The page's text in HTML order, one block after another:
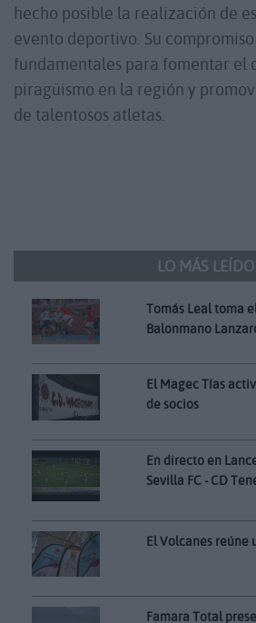
hecho posible la realización de
evento deportivo. Su
fundamentales para fomentar el
piragüismo en la región y
de talentosos atletas.
LO MÁS LEÍDO
Tomás Leal toma
Balonmano
El Magec Tías
de socios
En directo en
Sevilla FC - CD
El Volcanes
Famara Total